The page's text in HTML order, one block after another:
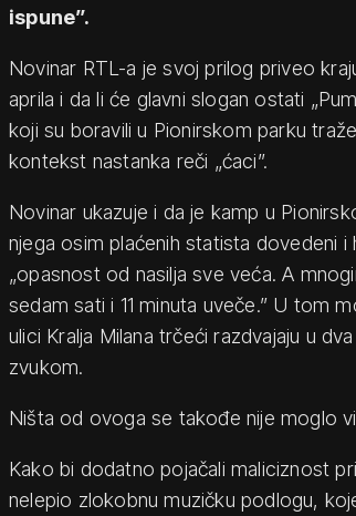
ispune”.
Novinar RTL-a je svoj prilog priveo
aprila i da li će glavni slogan ostati
koji su boravili u Pionirskom parku
kontekst nastanka reči „ćaci”.
Novinar ukazuje i da je kamp u
njega osim plaćenih statista dovedeni
„opasnost od nasilja sve veća. A
sedam sati i 11 minuta uveče.” U tom
ulici Kralja Milana trčeći razdvajaju u
zvukom.
Ništa od ovoga se takođe nije moglo
Kako bi dodatno pojačali maliciznost
nelepio zlokobnu muzičku podlogu,